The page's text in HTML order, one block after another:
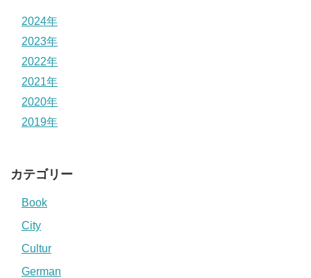
2024年
2023年
2022年
2021年
2020年
2019年
カテゴリー
Book
City
Cultur
German